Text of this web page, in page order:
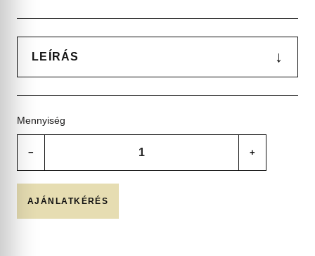
LEÍRÁS ↓
Mennyiség
− +
AJÁNLATKÉRÉS